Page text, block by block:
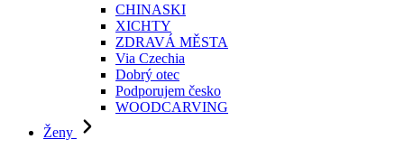
CHINASKI
XICHTY
ZDRAVÁ MĚSTA
Via Czechia
Dobrý otec
Podporujem česko
WOODCARVING
Ženy